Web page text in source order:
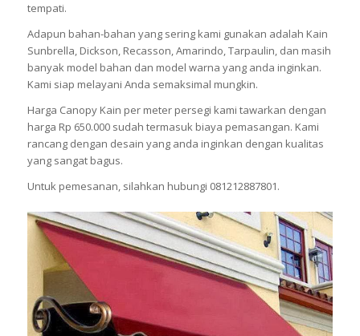
tempati.
Adapun bahan-bahan yang sering kami gunakan adalah Kain
Sunbrella, Dickson, Recasson, Amarindo, Tarpaulin, dan masih
banyak model bahan dan model warna yang anda inginkan.
Kami siap melayani Anda semaksimal mungkin.
Harga Canopy Kain per meter persegi kami tawarkan dengan
harga Rp 650.000 sudah termasuk biaya pemasangan. Kami
rancang dengan desain yang anda inginkan dengan kualitas
yang sangat bagus.
Untuk pemesanan, silahkan hubungi 081212887801.